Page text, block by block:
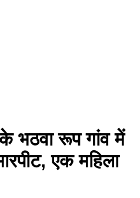
भठवा रूप गांव में
एक महिला